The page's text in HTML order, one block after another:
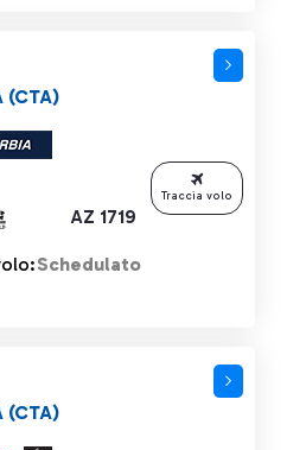
AZ 1719
(CTA)
Schedulato
Traccia volo
(CTA)